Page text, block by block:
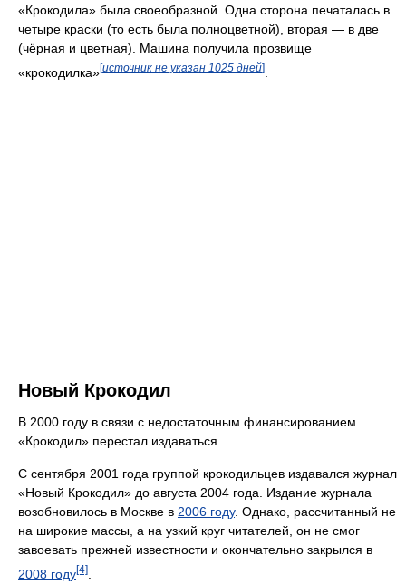
«Крокодила» была своеобразной. Одна сторона печаталась в
четыре краски (то есть была полноцветной), вторая — в две
(чёрная и цветная). Машина получила прозвище
«крокодилка»[источник не указан 1025 дней]
Новый Крокодил
В 2000 году в связи с недостаточным финансированием
«Крокодил» перестал издаваться.
С сентября 2001 года группой крокодильцев издавался журнал
«Новый Крокодил» до августа 2004 года. Издание журнала
возобновилось в Москве в 2006 году. Однако, рассчитанный не
на широкие массы, а на узкий круг читателей, он не смог
завоевать прежней известности и окончательно закрылся в
2008 году[4]